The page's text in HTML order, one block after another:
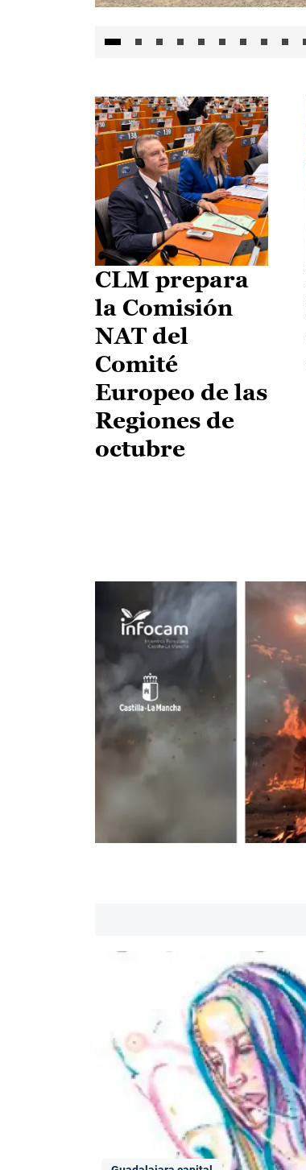
CLM prepara
la Comisión
NAT del
Comité
Europeo de las
Regiones de
octubre